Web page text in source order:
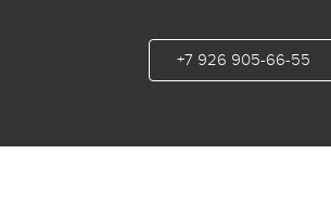
+7 926 905-66-55